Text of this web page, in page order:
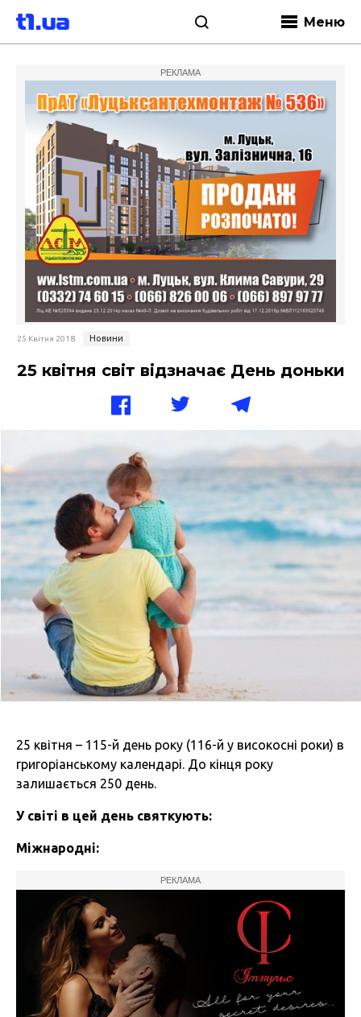
Меню
РЕКЛАМА
25 Квітня 2018 Новини
25 квітня світ відзначає День доньки
25 квітня – 115-й день року (116-й у високосні роки) в
григоріанському календарі. До кінця року
залишається 250 день.
У світі в цей день святкують:
Міжнародні:
РЕКЛАМА